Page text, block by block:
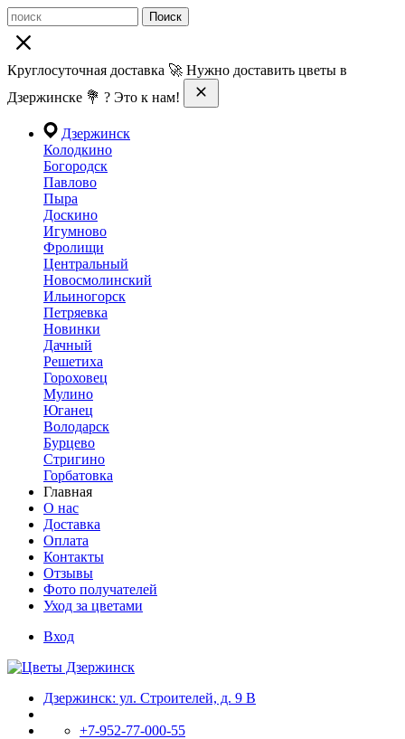
Поиск
Круглосуточная доставка 🚀 Нужно доставить цветы в
Дзержинске 💐 ? Это к нам!
Дзержинск
Колодкино
Богородск
Павлово
Пыра
Доскино
Игумново
Фролищи
Центральный
Новосмолинский
Ильиногорск
Петряевка
Новинки
Дачный
Решетиха
Гороховец
Мулино
Юганец
Володарск
Бурцево
Стригино
Горбатовка
Главная
О нас
Доставка
Оплата
Контакты
Отзывы
Фото получателей
Уход за цветами
Вход
Дзержинск: ул. Строителей, д. 9 В
+7-952-77-000-55